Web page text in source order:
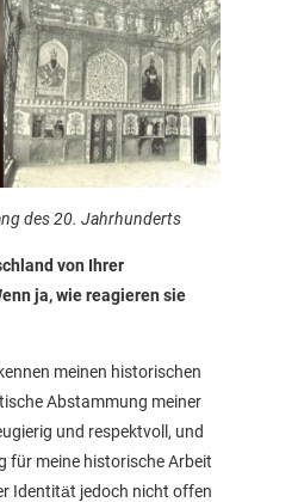
des 20. Jahrhunderts
von Ihrer
ja, wie reagieren sie
meinen historischen
Abstammung meiner
und respektvoll, und
für meine historische Arbeit
Identität jedoch nicht offen